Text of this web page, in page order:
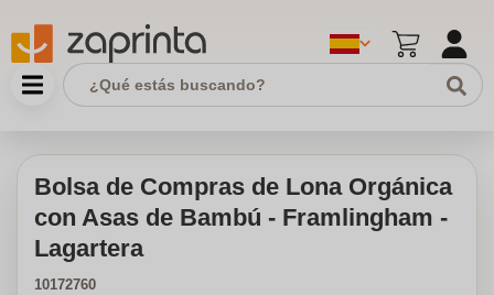
Bolsa de Compras de Lona Orgánica
con Asas de Bambú - Framlingham -
Lagartera
10172760